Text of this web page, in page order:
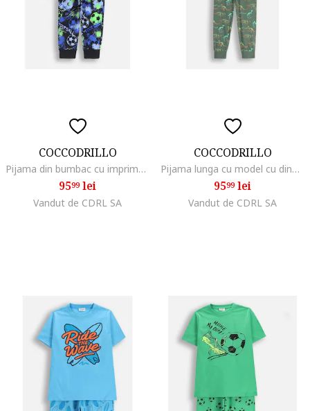
COCCODRILLO
Pijama din bumbac cu imprimeu multicolor
9599lei
Vandut de CDRL SA
COCCODRILLO
Pijama lunga cu model cu dinozauri
9599lei
Vandut de CDRL SA